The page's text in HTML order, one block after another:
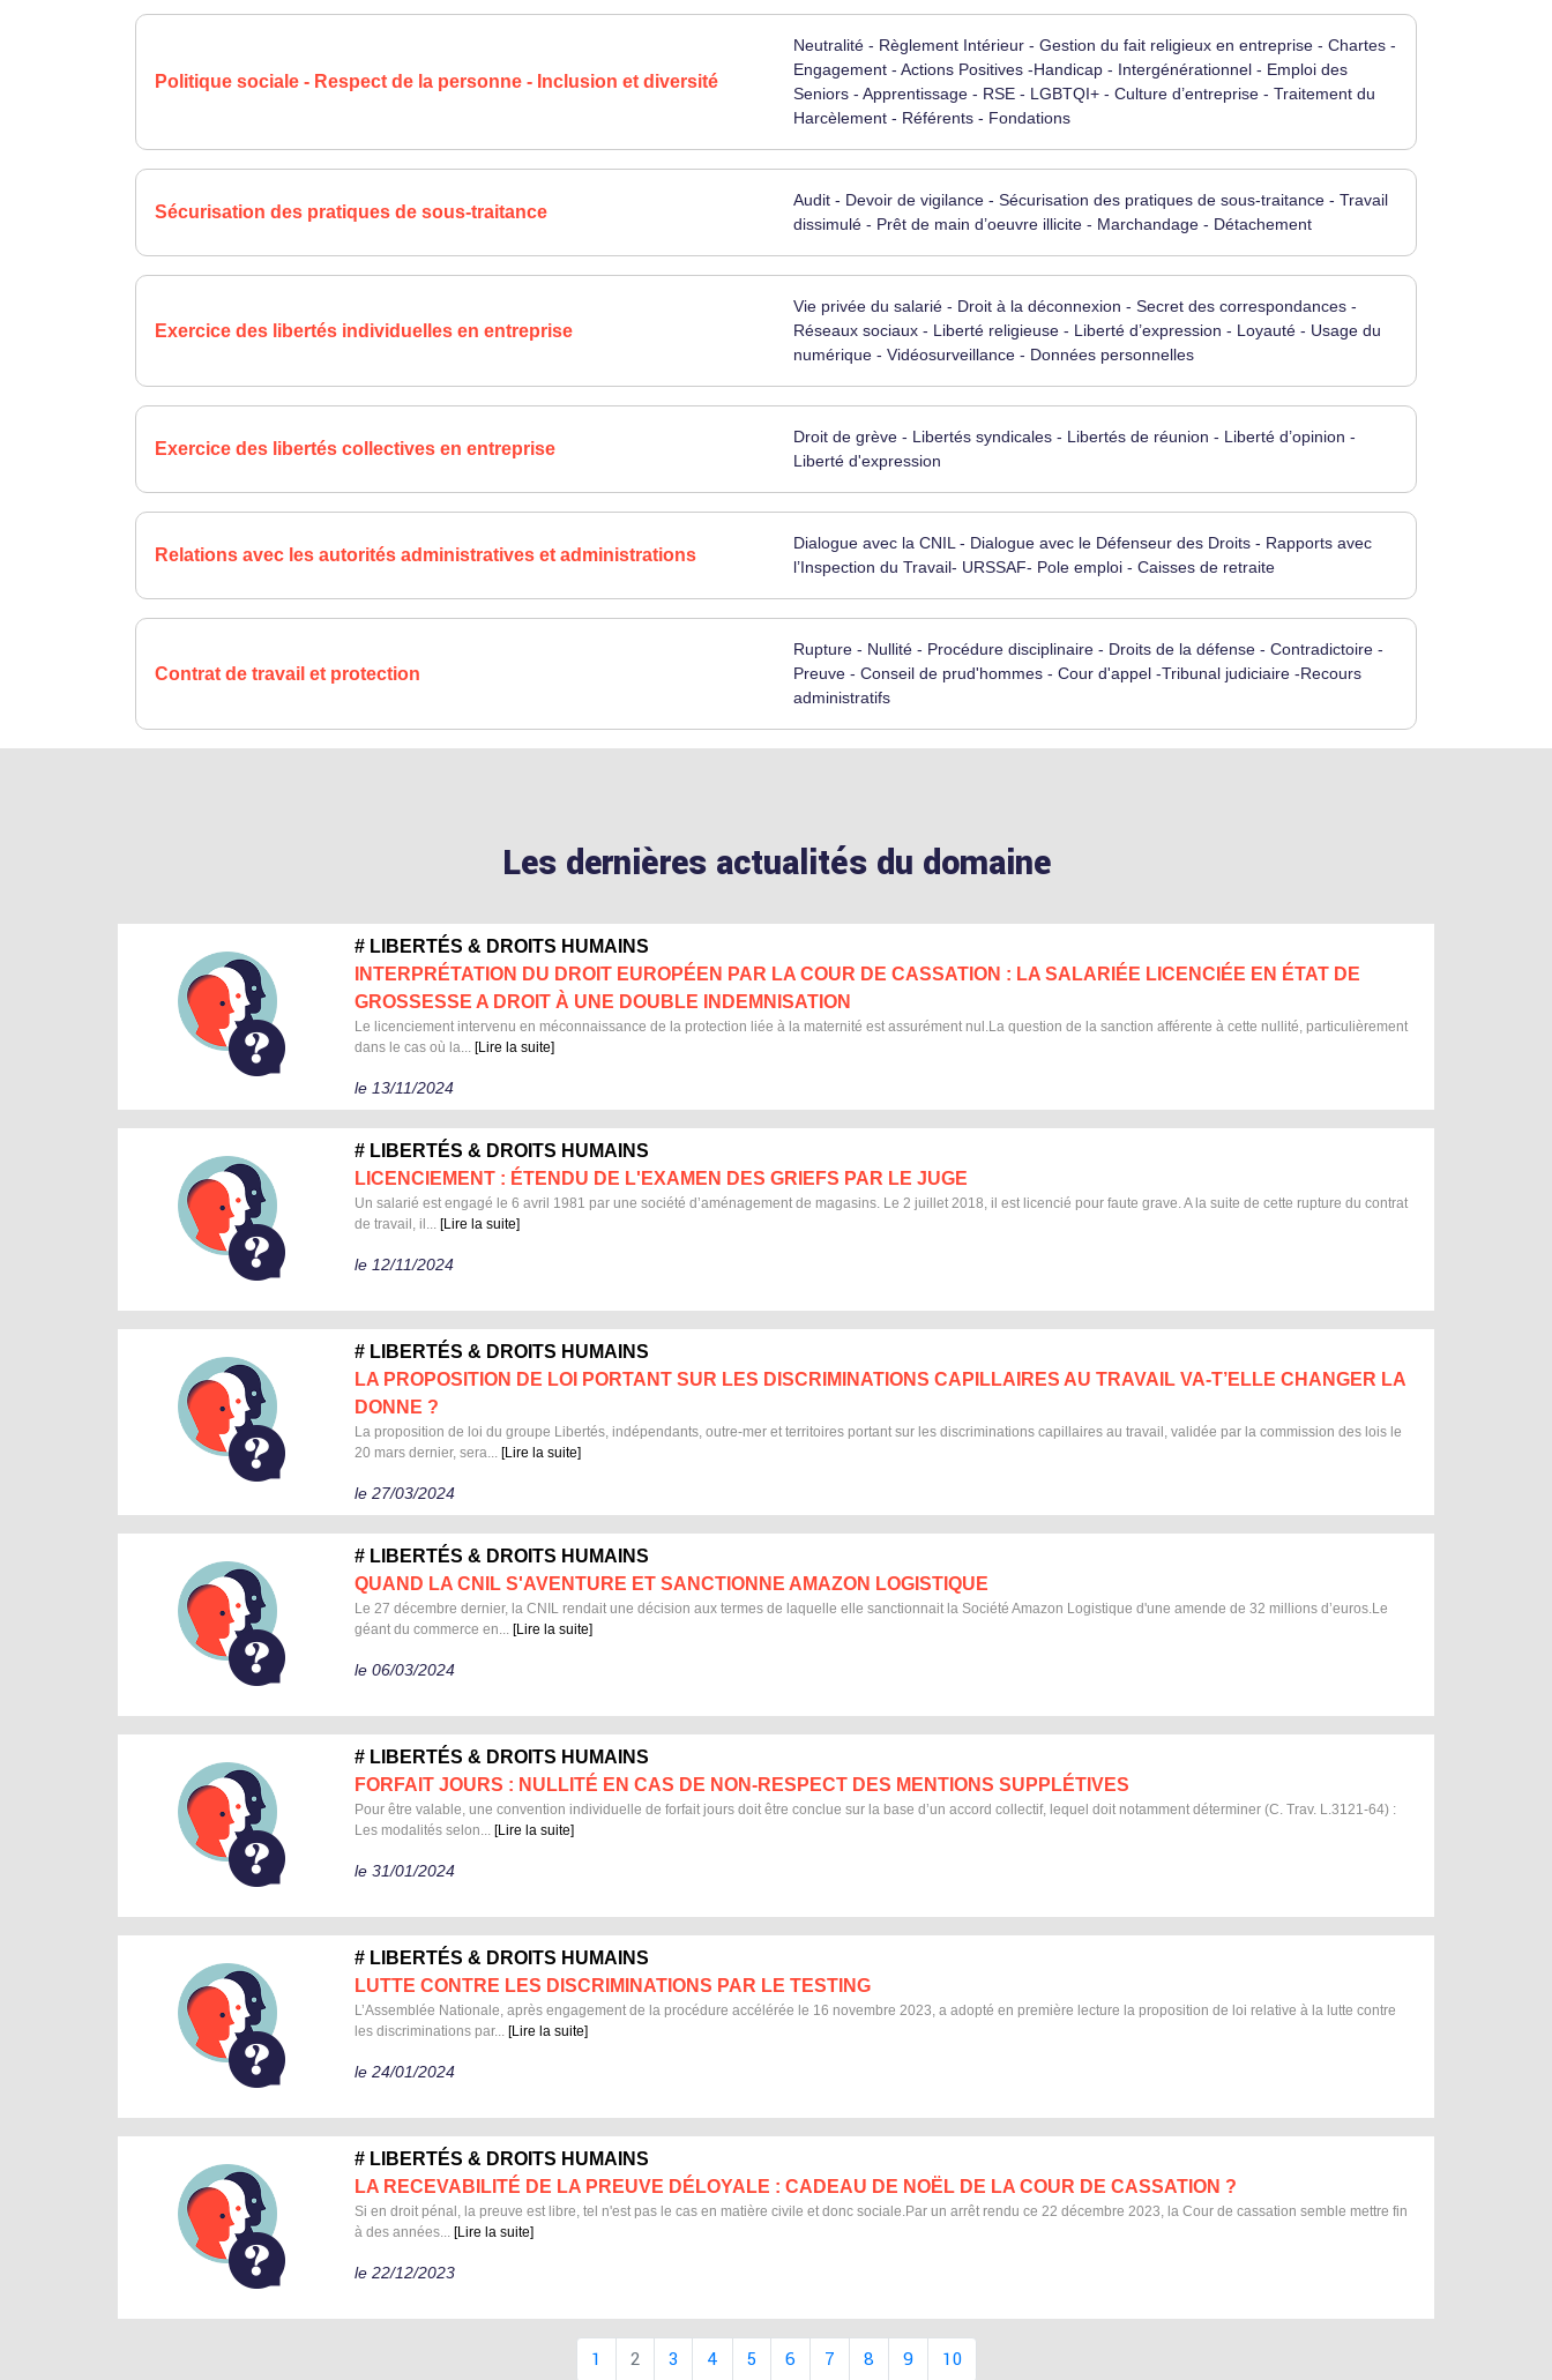
Politique sociale - Respect de la personne - Inclusion et diversité
Neutralité - Règlement Intérieur - Gestion du fait religieux en entreprise - Chartes -
Engagement - Actions Positives -Handicap - Intergénérationnel - Emploi des
Seniors - Apprentissage - RSE - LGBTQI+ - Culture d’entreprise - Traitement du
Harcèlement - Référents - Fondations
Sécurisation des pratiques de sous-traitance
Audit - Devoir de vigilance - Sécurisation des pratiques de sous-traitance - Travail
dissimulé - Prêt de main d’oeuvre illicite - Marchandage - Détachement
Exercice des libertés individuelles en entreprise
Vie privée du salarié - Droit à la déconnexion - Secret des correspondances -
Réseaux sociaux - Liberté religieuse - Liberté d’expression - Loyauté - Usage du
numérique - Vidéosurveillance - Données personnelles
Exercice des libertés collectives en entreprise
Droit de grève - Libertés syndicales - Libertés de réunion - Liberté d’opinion -
Liberté d'expression
Relations avec les autorités administratives et administrations
Dialogue avec la CNIL - Dialogue avec le Défenseur des Droits - Rapports avec
l’Inspection du Travail- URSSAF- Pole emploi - Caisses de retraite
Contrat de travail et protection
Rupture - Nullité - Procédure disciplinaire - Droits de la défense - Contradictoire -
Preuve - Conseil de prud'hommes - Cour d'appel -Tribunal judiciaire -Recours
administratifs
Les dernières actualités du domaine
# LIBERTÉS & DROITS HUMAINS
INTERPRÉTATION DU DROIT EUROPÉEN PAR LA COUR DE CASSATION : LA SALARIÉE LICENCIÉE EN ÉTAT DE
GROSSESSE A DROIT À UNE DOUBLE INDEMNISATION
Le licenciement intervenu en méconnaissance de la protection liée à la maternité est assurément nul.La question de la sanction afférente à cette nullité, particulièrement
dans le cas où la... [Lire la suite]
le 13/11/2024
# LIBERTÉS & DROITS HUMAINS
LICENCIEMENT : ÉTENDU DE L'EXAMEN DES GRIEFS PAR LE JUGE
Un salarié est engagé le 6 avril 1981 par une société d’aménagement de magasins. Le 2 juillet 2018, il est licencié pour faute grave. A la suite de cette rupture du contrat
de travail, il... [Lire la suite]
le 12/11/2024
# LIBERTÉS & DROITS HUMAINS
LA PROPOSITION DE LOI PORTANT SUR LES DISCRIMINATIONS CAPILLAIRES AU TRAVAIL VA-T’ELLE CHANGER LA
DONNE ?
La proposition de loi du groupe Libertés, indépendants, outre-mer et territoires portant sur les discriminations capillaires au travail, validée par la commission des lois le
20 mars dernier, sera... [Lire la suite]
le 27/03/2024
# LIBERTÉS & DROITS HUMAINS
QUAND LA CNIL S'AVENTURE ET SANCTIONNE AMAZON LOGISTIQUE
Le 27 décembre dernier, la CNIL rendait une décision aux termes de laquelle elle sanctionnait la Société Amazon Logistique d'une amende de 32 millions d’euros.Le
géant du commerce en... [Lire la suite]
le 06/03/2024
# LIBERTÉS & DROITS HUMAINS
FORFAIT JOURS : NULLITÉ EN CAS DE NON-RESPECT DES MENTIONS SUPPLÉTIVES
Pour être valable, une convention individuelle de forfait jours doit être conclue sur la base d’un accord collectif, lequel doit notamment déterminer (C. Trav. L.3121-64) :
Les modalités selon... [Lire la suite]
le 31/01/2024
# LIBERTÉS & DROITS HUMAINS
LUTTE CONTRE LES DISCRIMINATIONS PAR LE TESTING
L’Assemblée Nationale, après engagement de la procédure accélérée le 16 novembre 2023, a adopté en première lecture la proposition de loi relative à la lutte contre
les discriminations par... [Lire la suite]
le 24/01/2024
# LIBERTÉS & DROITS HUMAINS
LA RECEVABILITÉ DE LA PREUVE DÉLOYALE : CADEAU DE NOËL DE LA COUR DE CASSATION ?
Si en droit pénal, la preuve est libre, tel n'est pas le cas en matière civile et donc sociale.Par un arrêt rendu ce 22 décembre 2023, la Cour de cassation semble mettre fin
à des années... [Lire la suite]
le 22/12/2023
1 2 3 4 5 6 7 8 9 10